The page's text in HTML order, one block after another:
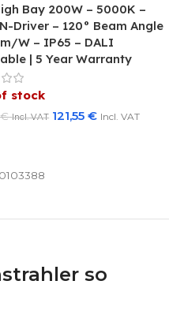
Bay 200W – 5000K –
Driver – 120° Beam Angle
W – IP65 – DALI
| 5 Year Warranty
stock
€ Incl. VAT 121,55€ Incl. VAT
so